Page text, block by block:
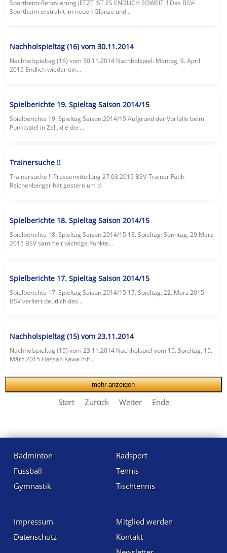
Sportheim-Renovierung JETZT IST ES ENDLICH SOWEIT !! Das BSV-
Sportheim erstrahlt im neuen Glanze und...
Nachholspieltag (16) vom 30.11.2014
Nachholspieltag (16) vom 30.11.2014 Nachholspiel: Montag, 6. April
2015 Endlich wieder ein...
Spielberichte 19. Spieltag Saison 2014/15
Spielberichte 19. Spieltag Saison 2014/15 Aufgrund der Vorfälle beim
Punktspiel in Zell, die der...
Trainersuche !!
Trainersuche !! Pressemitteilung 27.03.2015 BSV-Trainer Fatih
Reichenberger hat gestern um d
Spielberichte 18. Spieltag Saison 2014/15
Spielberichte 18. Spieltag Saison 2014/15 18. Spieltag: Sonntag, 29.März
2015 BSV sammelt wichtige Punkte...
Spielberichte 17. Spieltag Saison 2014/15
Spielberichte 17. Spieltag Saison 2014/15 17. Spieltag, 22. März 2015
BSV verliert deutlich das...
Nachholspieltag (15) vom 23.11.2014
Nachholspieltag (15) vom 23.11.2014 Nachholspiel vom 15. Spieltag, 15.
März 2015 Hassan Kawa mit...
mehr anzeigen
Start Zurück Weiter Ende
Badminton
Fussball
Gymnastik
Radsport
Tennis
Tischtennis
Impressum
Datenschutz
Mitglied werden
Kontakt